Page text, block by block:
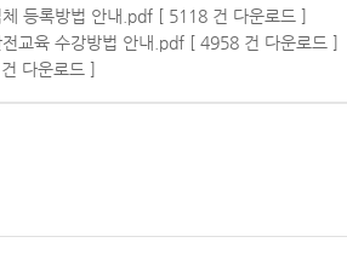
등록방법 안내.pdf [ 5118 건 다운로드 ]
교육 수강방법 안내.pdf [ 4958 건 다운로드 ]
다운로드 ]